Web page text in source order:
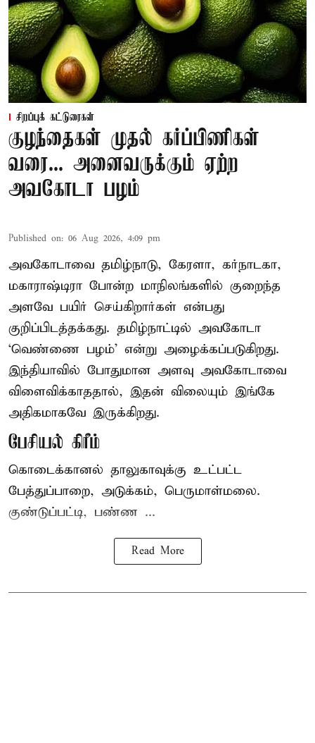
சிறப்புக் கட்டுரைகள்
குழந்தைகள் முதல் கர்ப்பிணிகள்
வரை... அனைவருக்கும் ஏற்ற
அவகோடா பழம்
Published on: 06 Aug 2026, 4:09 pm
அவகோடாவை தமிழ்நாடு, கேரளா, கர்நாடகா,
மகாராஷ்டிரா போன்ற மாநிலங்களில் குறைந்த
அளவே பயிர் செய்கிறார்கள் என்பது
குறிப்பிடத்தக்கது. தமிழ்நாட்டில் அவகோடா
‘வெண்ணை பழம்’ என்று அழைக்கப்படுகிறது.
இந்தியாவில் போதுமான அளவு அவகோடாவை
விளைவிக்காததால், இதன் விலையும் இங்கே
அதிகமாகவே இருக்கிறது.
பேசியல் கிரீம்
கொடைக்கானல் தாலுகாவுக்கு உட்பட்ட
பேத்துப்பாறை, அடுக்கம், பெருமாள்மலை.
குண்டுப்பட்டி, பண்ண ...
Read More